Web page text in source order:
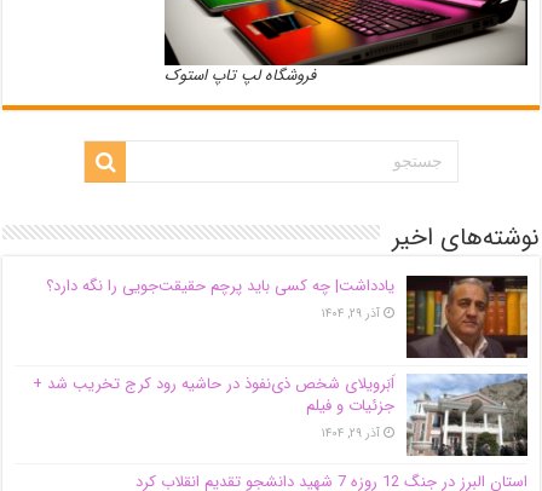
فروشگاه لپ تاپ استوک
نوشته‌های اخیر
یادداشت| ‌چه کسی باید پرچم حقیقت‌جویی را نگه دارد؟
آذر ۲۹, ۱۴۰۴
اَبَر‌ویلای شخص ذی‌نفوذ در حاشیه‌ رود کرج تخریب شد +
جزئیات و فیلم
آذر ۲۹, ۱۴۰۴
استان البرز در جنگ 12 روزه 7 شهید دانشجو تقدیم انقلاب کرد